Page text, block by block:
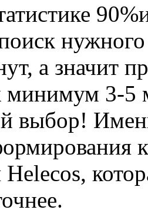
а значит
минимум 3-5
выбор!